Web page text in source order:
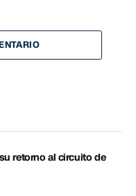
retorno al circuito de